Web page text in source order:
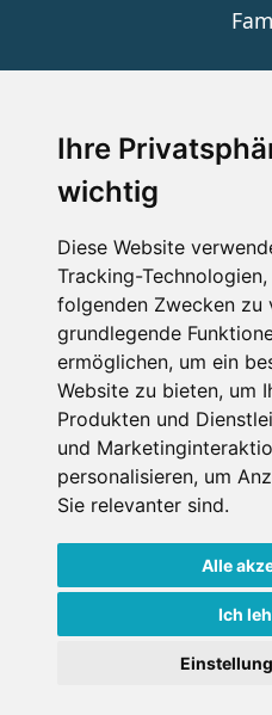
Ihre
wichtig
Diese Website
Tracking-
folgenden Zwecken zu
grundlegende
ermöglichen, um ein
Website zu bieten, um
Produkten und
und
personalisieren, um
Sie relevanter sind.
Alle
Ich
WEITERE
Alpen-